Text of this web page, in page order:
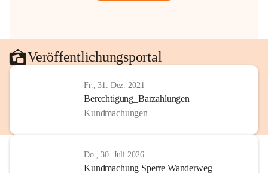
Veröffentlichungsportal
Fr., 31. Dez. 2021
Berechtigung_Barzahlungen
Kundmachungen
Do., 30. Juli 2026
Kundmachung Sperre Wanderweg